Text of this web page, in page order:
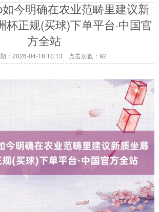
今明确在农业范畴里建议新
杯正规(买球)下单平台·中国官
方全站
：2026-04-18 10:13 点击次数：92